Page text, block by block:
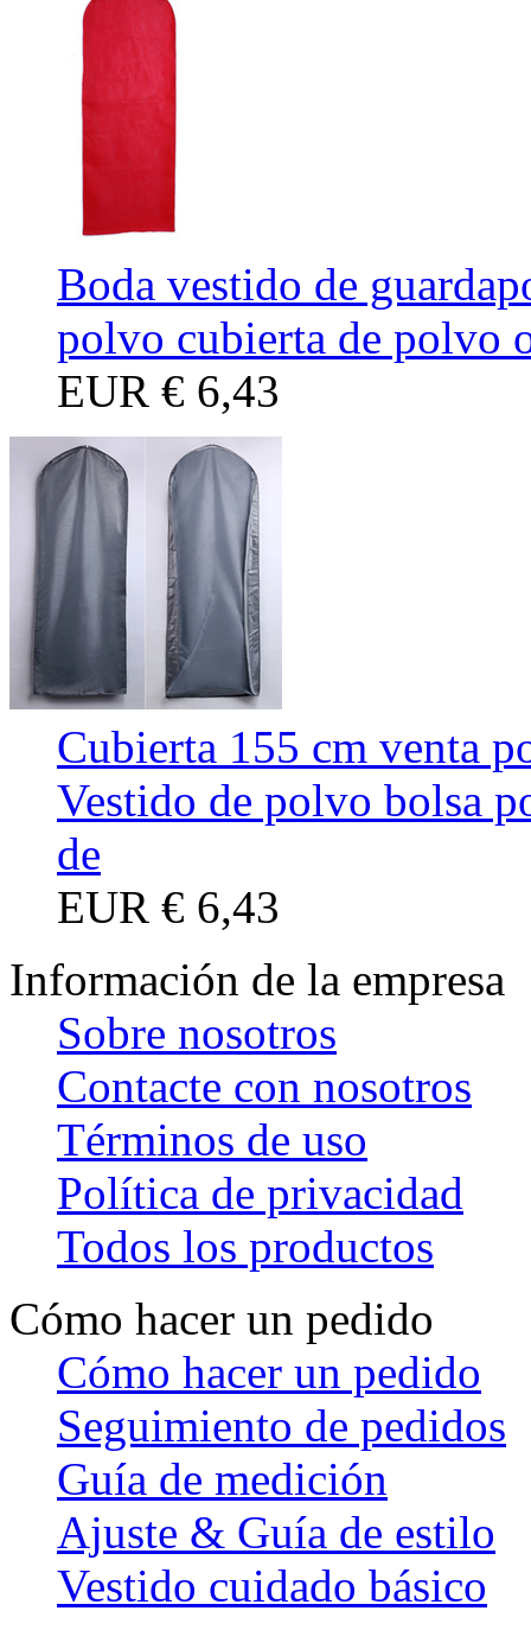
Boda vestido de
polvo cubierta de polvo
EUR € 6,43
Cubierta 155 cm venta
Vestido de polvo bolsa
de
EUR € 6,43
Información de la empresa
Sobre nosotros
Contacte con nosotros
Términos de uso
Política de privacidad
Todos los productos
Cómo hacer un pedido
Cómo hacer un pedido
Seguimiento de pedidos
Guía de medición
Ajuste & Guía de estilo
Vestido cuidado básico